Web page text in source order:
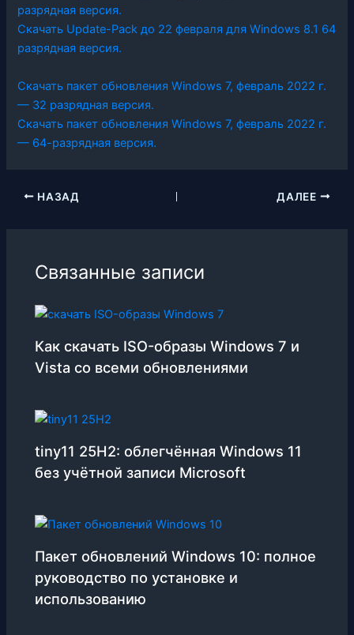
разрядная версия.
Скачать Update-Pack до 22 февраля для Windows 8.1 64
разрядная версия.
Скачать пакет обновления Windows 7, февраль 2022 г.
— 32 разрядная версия.
Скачать пакет обновления Windows 7, февраль 2022 г.
— 64-разрядная версия.
НАЗАД ДАЛЕЕ
Связанные записи
Как скачать ISO-образы Windows 7 и
Vista со всеми обновлениями
tiny11 25H2: облегчённая Windows 11
без учётной записи Microsoft
Пакет обновлений Windows 10: полное
руководство по установке и
использованию